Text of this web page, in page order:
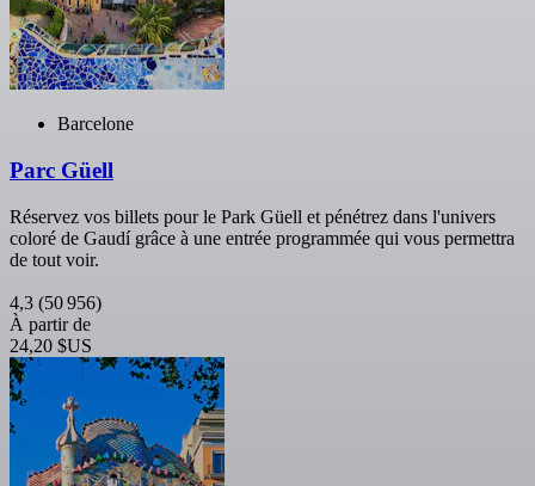
Barcelone
Parc Güell
Réservez vos billets pour le Park Güell et pénétrez dans l'univers
coloré de Gaudí grâce à une entrée programmée qui vous permettra
de tout voir.
4,3 (50 956)
À partir de
24,20 $US